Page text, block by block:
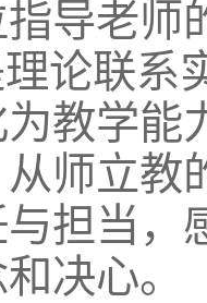
导老师
论联系
教学能
师立教
担当，
决心。